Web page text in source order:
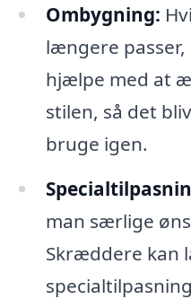
Ombygning:
længere
hjælpe med at
stilen, så det
bruge igen.
man særlige
Skræddere kan